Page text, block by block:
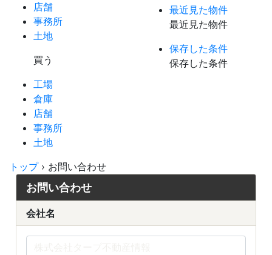
店舗
事務所
土地
買う
工場
倉庫
店舗
事務所
土地
最近見た物件
最近見た物件
保存した条件
保存した条件
トップ› お問い合わせ
お問い合わせ
会社名